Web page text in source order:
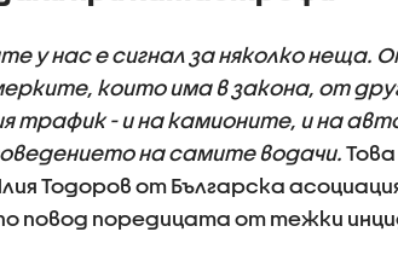
у нас е сигнал за няколко неща.
които има в закона, от
трафик - и на камионите, и на
на самите водачи. Това
Тодоров от Българска
повод поредицата от тежки